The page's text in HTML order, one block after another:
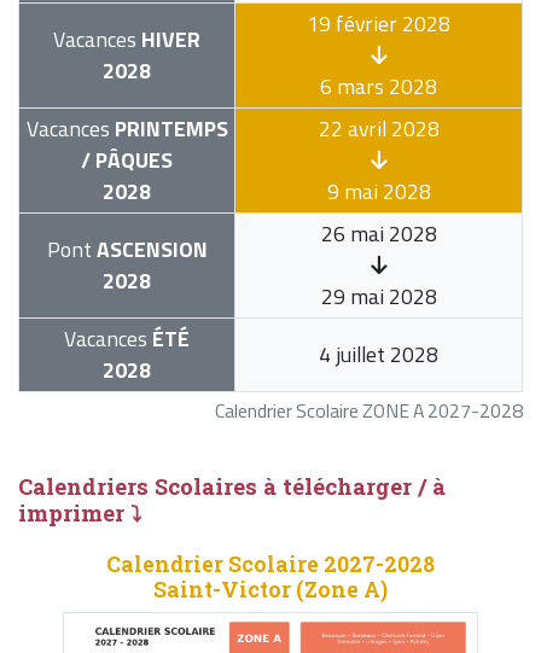
Calendrier Scolaire ZONE A 2027-2028
Vacances HIVER
2028
19 février 2028
6 mars 2028
Vacances PRINTEMPS
/ PÂQUES
2028
22 avril 2028
9 mai 2028
PontASCENSION
2028
26 mai 2028
29 mai 2028
Vacances ÉTÉ
2028
4 juillet 2028
Calendriers Scolaires à télécharger / à
imprimer ⤵
Calendrier Scolaire 2027-2028
Saint-Victor (Zone A)